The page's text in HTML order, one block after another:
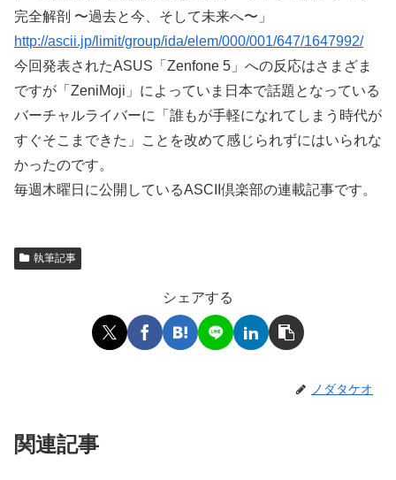
完全解剖 〜過去と今、そして未来へ〜」
http://ascii.jp/limit/group/ida/elem/000/001/647/1647992/
今回発表されたASUS「Zenfone 5」への反応はさまざま
ですが「ZeniMoji」によっていま日本で話題となっている
バーチャルライバーに「誰もが手軽になれてしまう時代が
すぐそこまできた」ことを改めて感じられずにはいられな
かったのです。
毎週木曜日に公開しているASCII倶楽部の連載記事です。
執筆記事
シェアする
ノダタケオ
関連記事